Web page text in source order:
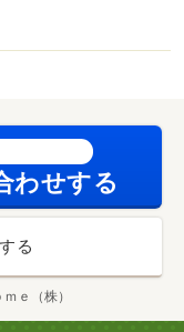
わせする
る
ｅ（株）